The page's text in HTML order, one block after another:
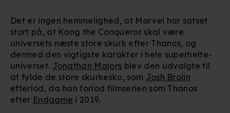
Det er ingen hemmelighed, at Marvel har satset
stort på, at Kang the Conqueror skal være
universets næste store skurk efter Thanos, og
dermed den vigtigste karakter i hele superhelte-
universet. Jonathan Majors blev den udvalgte til
at fylde de store skurkesko, som Josh Brolin
efterlod, da han forlod filmserien som Thanos
efter Endgame i 2019.